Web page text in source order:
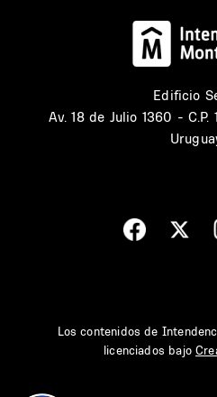
Edificio
Av. 18 de Julio 1360 -
Los contenidos de
licenciados bajo